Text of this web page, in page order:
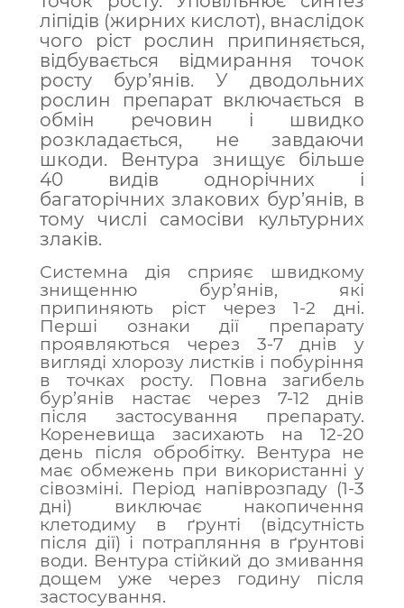
ліпідів (жирних кислот), внаслідок
чого ріст рослин припиняється,
відбувається відмирання точок
росту бур’янів. У дводольних
рослин препарат включається в
обмін речовин і швидко
розкладається, не завдаючи
шкоди. Вентура знищує більше
40 видів однорічних і
багаторічних злакових бур’янів, в
тому числі самосіви культурних
злаків.
Системна дія сприяє швидкому
знищенню бур’янів, які
припиняють ріст через 1-2 дні.
Перші ознаки дії препарату
проявляються через 3-7 днів у
вигляді хлорозу листків і побуріння
в точках росту. Повна загибель
бур’янів настає через 7-12 днів
після застосування препарату.
Кореневища засихають на 12-20
день після обробітку. Вентура не
має обмежень при використанні у
сівозміні. Період напіврозпаду (1-3
дні) виключає накопичення
клетодиму в ґрунті (відсутність
після дії) і потрапляння в ґрунтові
води. Вентура стійкий до змивання
дощем уже через годину після
застосування.